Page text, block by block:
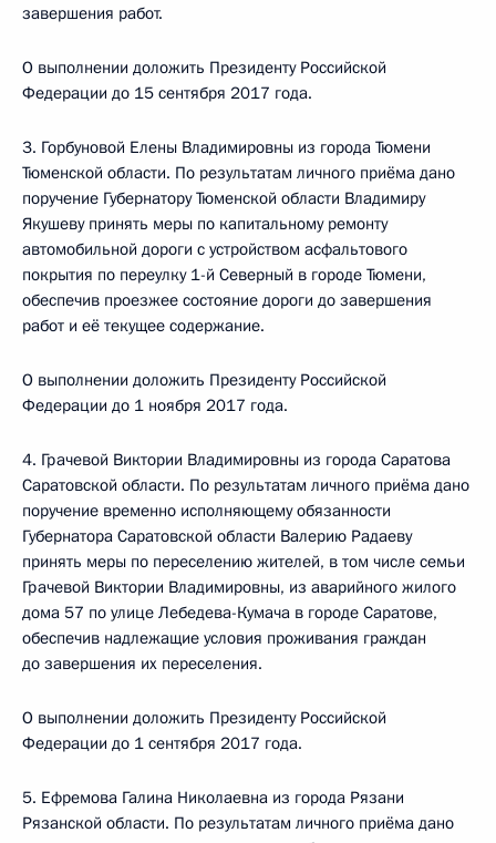
завершения работ.
О выполнении доложить Президенту Российской
Федерации до 15 сентября 2017 года.
3. Горбуновой Елены Владимировны из города Тюмени
Тюменской области. По результатам личного приёма дано
поручение Губернатору Тюменской области Владимиру
Якушеву принять меры по капитальному ремонту
автомобильной дороги с устройством асфальтового
покрытия по переулку 1-й Северный в городе Тюмени,
обеспечив проезжее состояние дороги до завершения
работ и её текущее содержание.
О выполнении доложить Президенту Российской
Федерации до 1 ноября 2017 года.
4. Грачевой Виктории Владимировны из города Саратова
Саратовской области. По результатам личного приёма дано
поручение временно исполняющему обязанности
Губернатора Саратовской области Валерию Радаеву
принять меры по переселению жителей, в том числе семьи
Грачевой Виктории Владимировны, из аварийного жилого
дома 57 по улице Лебедева-Кумача в городе Саратове,
обеспечив надлежащие условия проживания граждан
до завершения их переселения.
О выполнении доложить Президенту Российской
Федерации до 1 сентября 2017 года.
5. Ефремова Галина Николаевна из города Рязани
Рязанской области. По результатам личного приёма дано